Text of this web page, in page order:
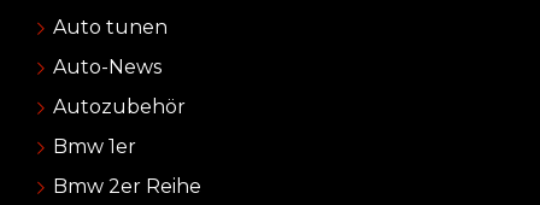
Auto tunen
Auto-News
Autozubehör
Bmw 1er
Bmw 2er Reihe